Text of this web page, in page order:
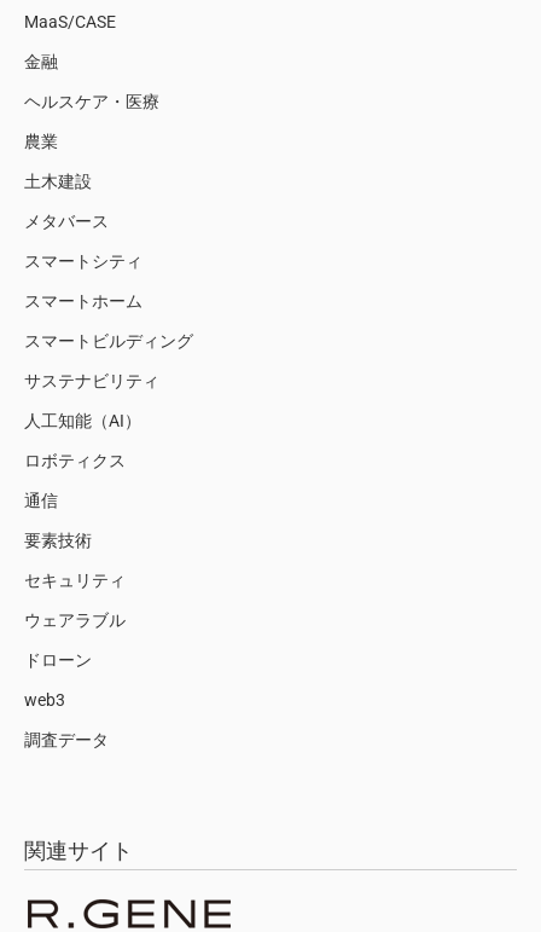
MaaS/CASE
金融
ヘルスケア・医療
農業
土木建設
メタバース
スマートシティ
スマートホーム
スマートビルディング
サステナビリティ
人工知能（AI）
ロボティクス
通信
要素技術
セキュリティ
ウェアラブル
ドローン
web3
調査データ
関連サイト